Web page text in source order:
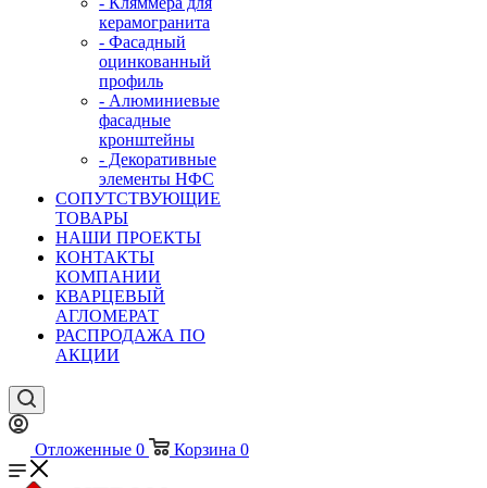
керамогранита
- Фасадный
оцинкованный
профиль
- Алюминиевые
фасадные
кронштейны
- Декоративные
элементы НФС
СОПУТСТВУЮЩИЕ
ТОВАРЫ
НАШИ ПРОЕКТЫ
КОНТАКТЫ
КОМПАНИИ
КВАРЦЕВЫЙ
АГЛОМЕРАТ
РАСПРОДАЖА ПО
АКЦИИ
Отложенные 0 Корзина 0